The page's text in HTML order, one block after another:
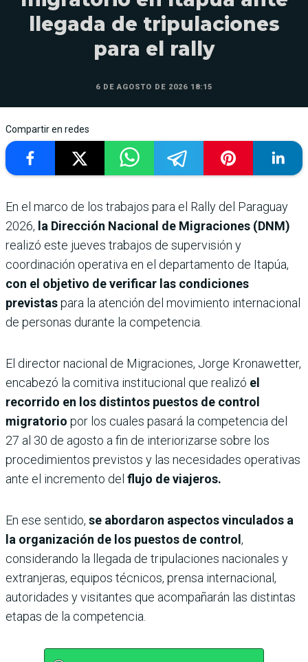
llegada de tripulaciones
para el rally
6 DE AGOSTO DE 2026 18:15
Compartir en redes
En el marco de los trabajos para el Rally del Paraguay
2026, la Dirección Nacional de Migraciones (DNM)
realizó este jueves trabajos de supervisión y
coordinación operativa en el departamento de Itapúa,
con el objetivo de verificar las condiciones
previstaspara la atención del movimiento internacional
de personas durante la competencia.
El director nacional de Migraciones, Jorge Kronawetter,
encabezó la comitiva institucional que realizó el
recorrido en los distintos puestos de control
migratorio por los cuales pasará la competencia del
27 al 30 de agosto a fin de interiorizarse sobre los
procedimientos previstos y las necesidades operativas
ante el incremento del flujo de viajeros.
En ese sentido, se abordaron aspectos vinculados a
la organización de los puestos de control,
considerando la llegada de tripulaciones nacionales y
extranjeras, equipos técnicos, prensa internacional,
autoridades y visitantes que acompañarán las distintas
etapas de la competencia.